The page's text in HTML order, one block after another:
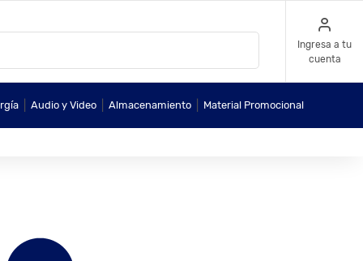
Ingresa a tu
cuenta
Audio y Video Almacenamiento Material Promocional